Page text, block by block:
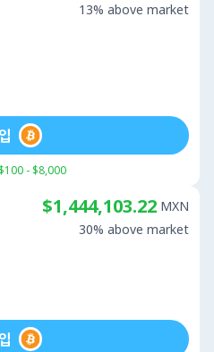
13% above market
$100 - $8,000
$1,444,103.22 MXN
30% above market